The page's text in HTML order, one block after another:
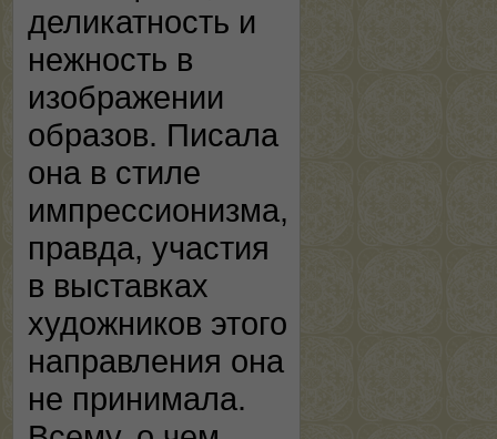
деликатность и
нежность в
изображении
образов. Писала
она в стиле
импрессионизма,
правда, участия
в выставках
художников этого
направления она
не принимала.